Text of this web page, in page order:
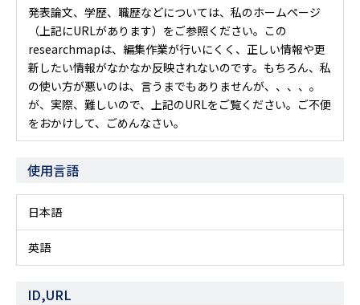
発表論文、学歴、職歴などについては、私のホームページ
（上記にURLがあります）をご参照ください。この
researchmapは、編集作業が行いにくく、正しい情報や更
新したい情報がなかなか反映されないのです。もちろん、私
の使い方が悪いのは、言うまでもありませんが、、、、。
が、実際、難しいので、上記のURLをご覧ください。ご不便
をおかけして、ごめんなさい。
使用言語
日本語
英語
ID,URL